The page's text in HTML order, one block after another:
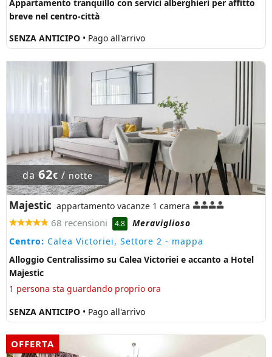
Appartamento tranquillo con servici alberghieri per affitto
breve nel centro-città
SENZA ANTICIPO • Pago all'arrivo
da 62€ / notte
Majestic appartamento vacanze 1 camera
68 recensioni 4.8
Meraviglioso
Centro: Calea Victoriei, Settore 2 - mappa
Alloggio Centralissimo su Calea Victoriei e accanto a Hotel
Majestic
1 persona sta guardando proprio ora
SENZA ANTICIPO • Pago all'arrivo
OFFERTA